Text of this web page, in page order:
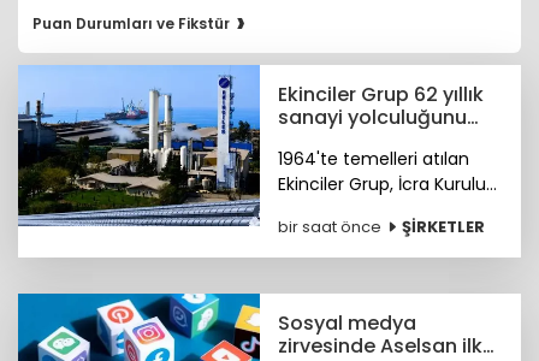
Puan Durumları ve Fikstür ›
Ekinciler Grup 62 yıllık
sanayi yolculuğunu
1964'te temelleri atılan
Ekinciler Grup, İcra Kurulu
mesajıyla 62 yıllık köklü
sanayi mirasını ve küresel
bir saat önce ŞİRKETLER
Sosyal medya
zirvesinde Aselsan ilk